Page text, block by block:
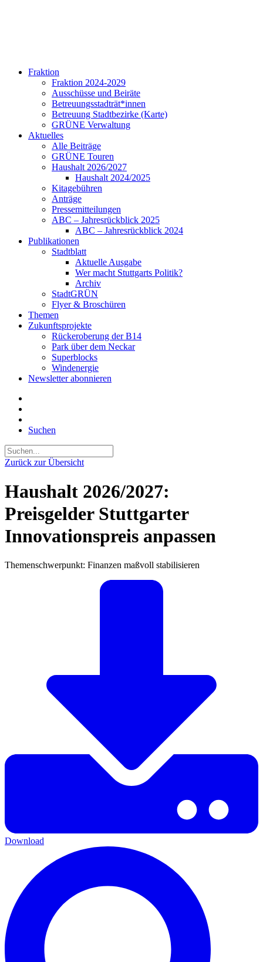
Fraktion
Fraktion 2024-2029
Ausschüsse und Beiräte
Betreuungsstadträt*innen
Betreuung Stadtbezirke (Karte)
GRÜNE Verwaltung
Aktuelles
Alle Beiträge
GRÜNE Touren
Haushalt 2026/2027
Haushalt 2024/2025
Kitagebühren
Anträge
Pressemitteilungen
ABC – Jahresrückblick 2025
ABC – Jahresrückblick 2024
Publikationen
Stadtblatt
Aktuelle Ausgabe
Wer macht Stuttgarts Politik?
Archiv
StadtGRÜN
Flyer & Broschüren
Themen
Zukunftsprojekte
Rückeroberung der B14
Park über dem Neckar
Superblocks
Windenergie
Newsletter abonnieren
Suchen
Zurück zur Übersicht
Haushalt 2026/2027:
Preisgelder Stuttgarter
Innovationspreis anpassen
Themenschwerpunkt: Finanzen maßvoll stabilisieren
Download